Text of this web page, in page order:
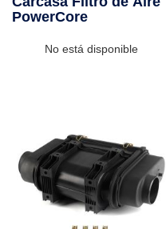
PowerCore
No está disponible